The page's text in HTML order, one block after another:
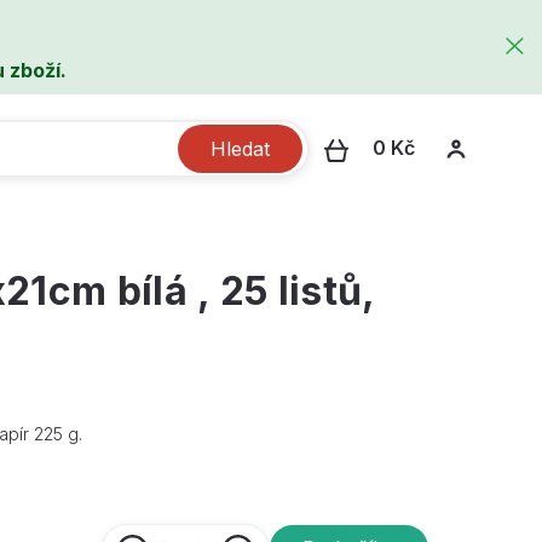
zboží.
Hledat 0 Kč
bílá , 25 listů,
225 g.